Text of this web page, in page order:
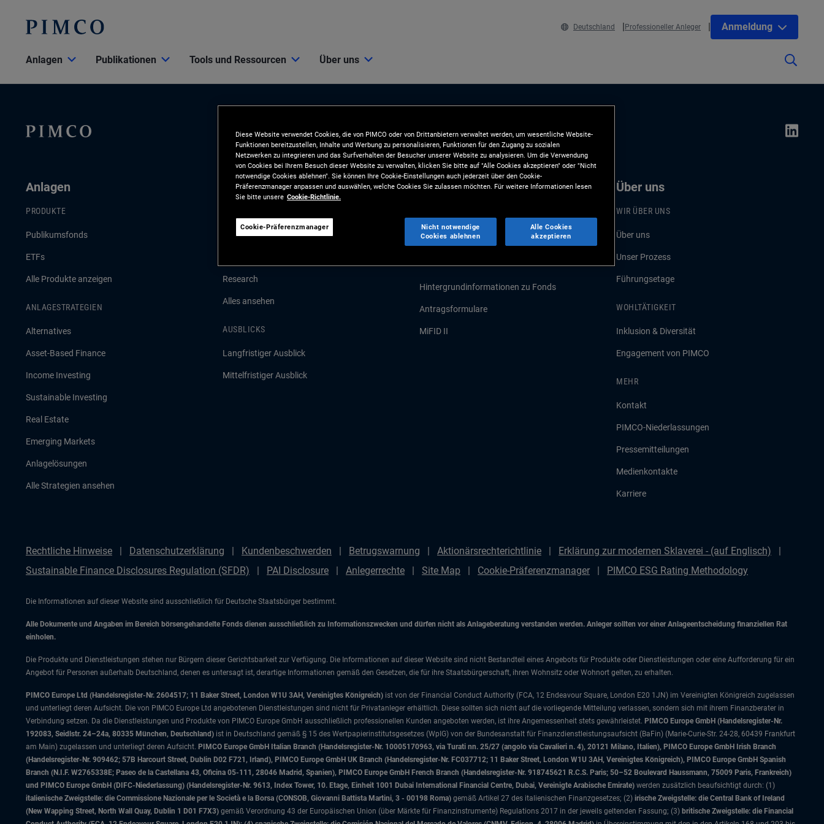
Deutschland Professioneller Anleger Anmeldung
Anlagen Publikationen Tools und Ressourcen Über uns
Anlagen
PRODUKTE
Publikumsfonds
ETFs
Alle Produkte anzeigen
ANLAGESTRATEGIEN
Alternatives
Asset-Based Finance
Income Investing
Sustainable Investing
Real Estate
Emerging Markets
Anlagelösungen
Alle Strategien ansehen
Publikationen
Konjunktur- und Marktkommentare
Research
Alles ansehen
AUSBLICKS
Langfristiger Ausblick
Mittelfristiger Ausblick
Tools und Ressourcen
Analyse und Kundenlösungen
Hintergrundinformationen zu Fonds
Antragsformulare
MiFID II
Über uns
WIR ÜBER UNS
Über uns
Unser Prozess
Führungsetage
WOHLTÄTIGKEIT
Inklusion & Diversität
Engagement von PIMCO
MEHR
Kontakt
PIMCO-Niederlassungen
Pressemitteilungen
Medienkontakte
Karriere
Rechtliche Hinweise Datenschutzerklärung Kundenbeschwerden Betrugswarnung Aktionärsrechterichtlinie
Erklärung zur modernen Sklaverei - (auf Englisch)
Sustainable Finance Disclosures Regulation (SFDR)
PAI Disclosure Anlegerrechte Site Map Cookie-Präferenzmanager PIMCO ESG Rating Methodology
Die Informationen auf dieser Website sind ausschließlich für Deutsche Staatsbürger bestimmt.
Alle Dokumente und Angaben im Bereich börsengehandelte Fonds dienen ausschließlich zu Informationszwecken und dürfen nicht als Anlageberatung verstanden werden. Anleger sollten vor einer Anlageentscheidung finanziellen Rat
einholen.
Die Produkte und Dienstleistungen stehen nur Bürgern dieser Gerichtsbarkeit zur Verfügung. Die Informationen auf dieser Website sind nicht Bestandteil eines Angebots für Produkte oder Dienstleistungen oder eine Aufforderung für ein
Angebot für Personen außerhalb Deutschland, denen es untersagt ist, derartige Informationen gemäß den Gesetzen, die für ihre Staatsbürgerschaft, ihren Wohnsitz oder Wohnort gelten, zu erhalten.
PIMCO Europe Ltd (Handelsregister-Nr. 2604517; 11 Baker Street, London W1U 3AH, Vereinigtes Königreich) ist von der Financial Conduct Authority (FCA, 12 Endeavour Square, London E20 1JN) im Vereinigten Königreich zugelassen
und unterliegt deren Aufsicht. Die von PIMCO Europe Ltd angebotenen Dienstleistungen sind nicht für Privatanleger erhältlich. Diese sollten sich nicht auf die vorliegende Mitteilung verlassen, sondern sich mit ihrem Finanzberater in
Verbindung setzen. Da die Dienstleistungen und Produkte von PIMCO Europe GmbH ausschließlich professionellen Kunden angeboten werden, ist ihre Angemessenheit stets gewährleistet. PIMCO Europe GmbH (Handelsregister-Nr.
192083, Seidlstr. 24–24a, 80335 München, Deutschland) ist in Deutschland gemäß § 15 des Wertpapierinstitutsgesetzes (WpIG) von der Bundesanstalt für Finanzdienstleistungsaufsicht (BaFin) (Marie-Curie-Str. 24-28, 60439 Frankfurt
am Main) zugelassen und unterliegt deren Aufsicht. PIMCO Europe GmbH Italian Branch (Handelsregister-Nr. 10005170963, via Turati nn. 25/27 (angolo via Cavalieri n. 4), 20121 Milano, Italien), PIMCO Europe GmbH Irish Branch
(Handelsregister-Nr. 909462; 57B Harcourt Street, Dublin D02 F721, Irland), PIMCO Europe GmbH UK Branch (Handelsregister-Nr. FC037712; 11 Baker Street, London W1U 3AH, Vereinigtes Königreich), PIMCO Europe GmbH Spanish
Branch (N.I.F. W2765338E; Paseo de la Castellana 43, Oficina 05-111, 28046 Madrid, Spanien), PIMCO Europe GmbH French Branch (Handelsregister-Nr. 918745621 R.C.S. Paris; 50–52 Boulevard Haussmann, 75009 Paris, Frankreich)
und PIMCO Europe GmbH (DIFC-Niederlassung) (Handelsregister-Nr. 9613, Index Tower, 10. Etage, Einheit 1001 Dubai International Financial Centre, Dubai, Vereinigte Arabische Emirate) werden zusätzlich beaufsichtigt durch: (1)
italienische Zweigstelle: die Commissione Nazionale per le Società e la Borsa (CONSOB, Giovanni Battista Martini, 3 - 00198 Roma) gemäß Artikel 27 des italienischen Finanzgesetzes; (2) irische Zweigstelle: die Central Bank of Ireland
(New Wapping Street, North Wall Quay, Dublin 1 D01 F7X3) gemäß Verordnung 43 der Europäischen Union (über Märkte für Finanzinstrumente) Regulations 2017 in der jeweils geltenden Fassung; (3) britische Zweigstelle: die Financial
Diese Website verwendet Cookies, die von PIMCO oder von Drittanbietern verwaltet werden, um wesentliche Website-
Funktionen bereitzustellen, Inhalte und Werbung zu personalisieren, Funktionen für den Zugang zu sozialen
Netzwerken zu integrieren und das Surfverhalten der Besucher unserer Website zu analysieren. Um die Verwendung
von Cookies bei Ihrem Besuch dieser Website zu verwalten, klicken Sie bitte auf "Alle Cookies akzeptieren" oder "Nicht
notwendige Cookies ablehnen". Sie können Ihre Cookie-Einstellungen auch jederzeit über den Cookie-
Präferenzmanager anpassen und auswählen, welche Cookies Sie zulassen möchten. Für weitere Informationen lesen
Sie bitte unsere Cookie-Richtlinie.
Cookie-Präferenzmanager
Nicht notwendige
Cookies ablehnen
Alle Cookies
akzeptieren